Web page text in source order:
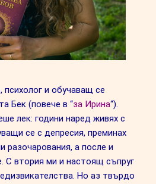
и обучаващ се
Бек (повече в “за Ирина“).
лек: години наред живях с
се с депресия, преминах
разочарования, а после и
С втория ми и настоящ съпруг
Но аз твърдо